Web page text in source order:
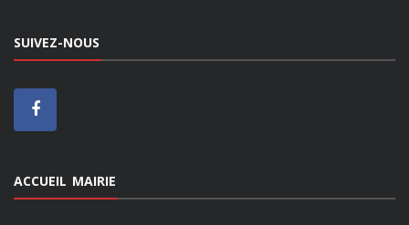
SUIVEZ-NOUS
ACCUEIL MAIRIE